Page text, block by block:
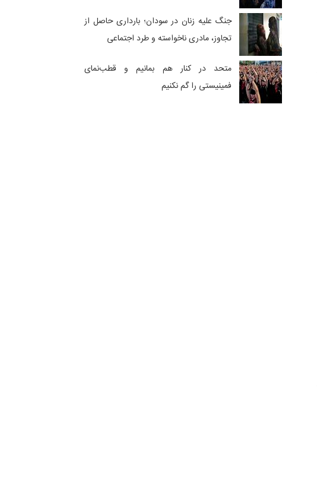
جنگ علیه زنان در سودان؛ بارداری‌ حاصل از
تجاوز، مادری ناخواسته و طرد اجتماعی
متحد در کنار هم بمانیم و قطب‌نمای
فمینیستی را گم نکنیم